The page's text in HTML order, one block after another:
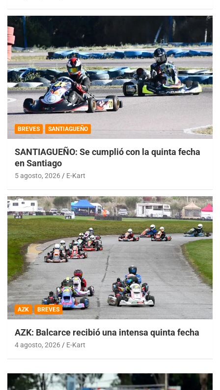
BREVES SANTIAGUEÑO
SANTIAGUEÑO: Se cumplió con la quinta fecha
en Santiago
5 agosto, 2026 E-Kart
AZK BREVES
AZK: Balcarce recibió una intensa quinta fecha
4 agosto, 2026 E-Kart